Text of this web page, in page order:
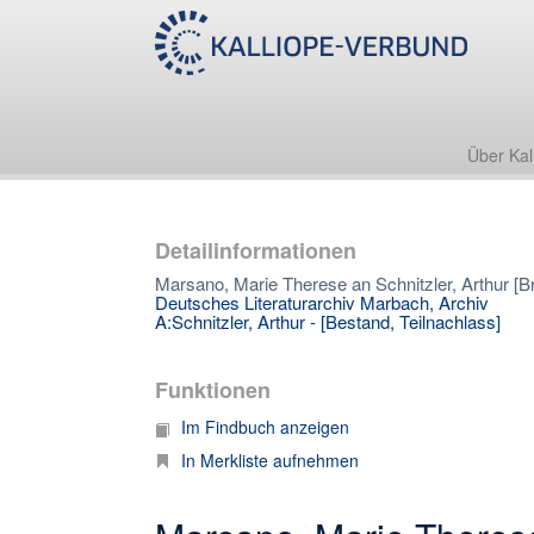
Über
Detailinformationen
Marsano, Marie Therese an Schnitzler, Arthur
Deutsches Literaturarchiv Marbach, Archiv
A:Schnitzler, Arthur - [Bestand, Teilnachlass]
Funktionen
Im Findbuch anzeigen
In Merkliste aufnehmen